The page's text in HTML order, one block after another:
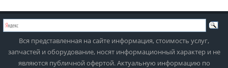
Вся представленная на сайте информация, стоимость услуг,
запчастей и оборудование, носят информационный характер и не
являются публичной офертой. Актуальную информацию по